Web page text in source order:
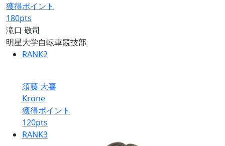
獲得ポイント
180pts
滝口 敬司
明星大学自転車競技部
RANK2
須藤 大喜
Krone
獲得ポイント
120pts
RANK3